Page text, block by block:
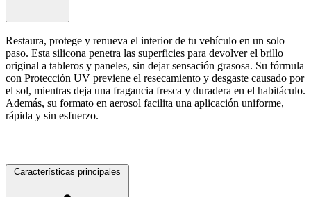
Inicio
Sobre nosotros
Talleres
Sucursales
Seguimiento de pedidos
Reclamos
Restaura, protege y renueva el interior de tu vehículo en un solo
paso. Esta silicona penetra las superficies para devolver el brillo
original a tableros y paneles, sin dejar sensación grasosa. Su fórmula
con Protección UV previene el resecamiento y desgaste causado por
el sol, mientras deja una fragancia fresca y duradera en el habitáculo.
Además, su formato en aerosol facilita una aplicación uniforme,
rápida y sin esfuerzo.
Características principales